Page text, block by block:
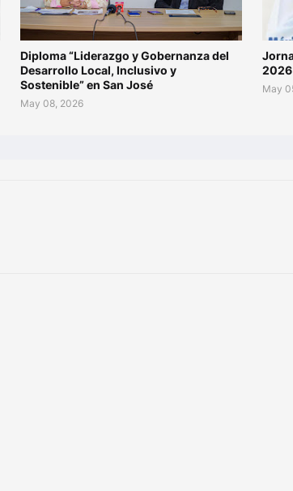
Diploma “Liderazgo y Gobernanza del
Desarrollo Local, Inclusivo y
Sostenible” en San José
May 08, 2026
2026
May